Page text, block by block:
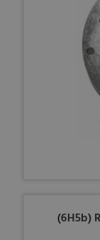
(6H5b)